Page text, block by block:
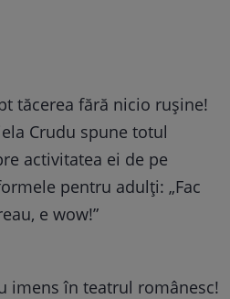
tăcerea fără nicio rușine!
Crudu spune totul
activitatea ei de pe
pentru adulți: „Fac
e wow!”
imens în teatrul românesc!